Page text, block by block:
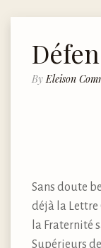
By Eleison
Sans doute
déjà la Lettre
la Fraternité
Supérieurs